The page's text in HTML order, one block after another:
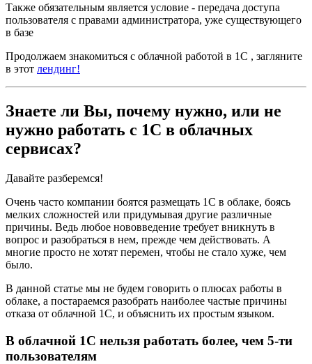
Также обязательным является условие - передача доступа
пользователя с правами администратора, уже существующего
в базе
Продолжаем знакомиться с облачной работой в 1С , загляните
в этот лендинг!
Знаете ли Вы, почему нужно, или не
нужно работать с 1С в облачных
сервисах?
Давайте разберемся!
Очень часто компании боятся размещать 1С в облаке, боясь
мелких сложностей или придумывая другие различные
причины. Ведь любое нововведение требует вникнуть в
вопрос и разобраться в нем, прежде чем действовать. А
многие просто не хотят перемен, чтобы не стало хуже, чем
было.
В данной статье мы не будем говорить о плюсах работы в
облаке, а постараемся разобрать наиболее частые причины
отказа от облачной 1С, и объяснить их простым языком.
В облачной 1С нельзя работать более, чем 5-ти
пользователям